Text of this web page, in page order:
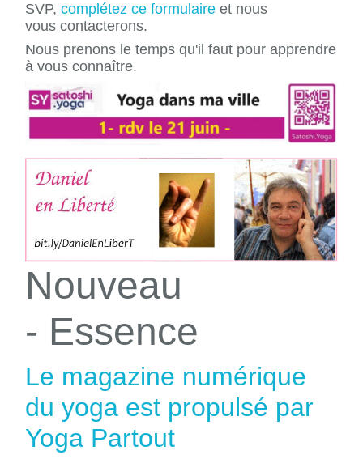
SVP, complétez ce formulaire et nous
vous contacterons.
Nous prenons le temps qu'il faut pour apprendre
à vous connaître.
Nouveau
- Essence
Le magazine numérique
du yoga est propulsé par
Yoga Partout